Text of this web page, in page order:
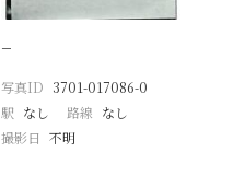
−
写真ID 3701-017086-0
駅 なし 路線 なし
撮影日 不明